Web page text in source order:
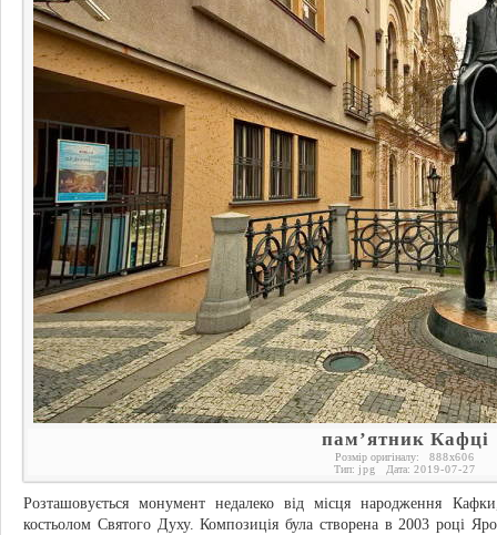
пам’ятник Кафці
Розмір оригіналу: 888x606
Тип: jpg Дата: 2019-07-27
Розташовується монумент недалеко від місця народження
костьолом Святого Духу. Композиція була створена в 2003 році